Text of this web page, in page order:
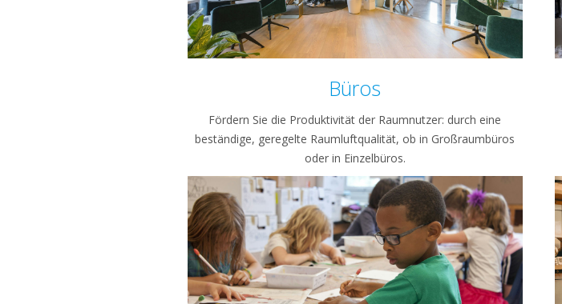
Büros
Fördern Sie die Produktivität der Raumnutzer: durch eine
beständige, geregelte Raumluftqualität, ob in Großraumbüros
oder in Einzelbüros.